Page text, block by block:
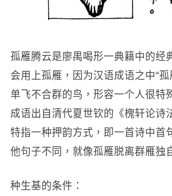
孤雁腾云是廖禺喝形一典籍中的经
会用上孤雁，因为汉语成语之中“
单飞不合群的鸟，形容一个人很特
成语出自清代夏世钦的《槐轩论诗
特指一种押韵方式，即一首诗中首
他句子不同，就像孤雁脱离群雁独
种生基的条件：